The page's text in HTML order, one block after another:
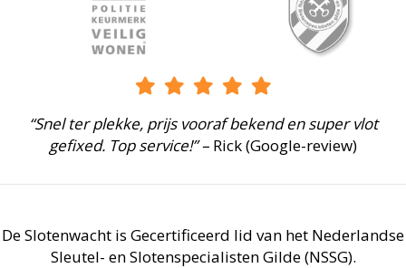
“Snel ter plekke, prijs vooraf bekend en super vlot
gefixed. Top service!” – Rick (Google-review)
De Slotenwacht is Gecertificeerd lid van het Nederlandse
Sleutel- en Slotenspecialisten Gilde (NSSG).